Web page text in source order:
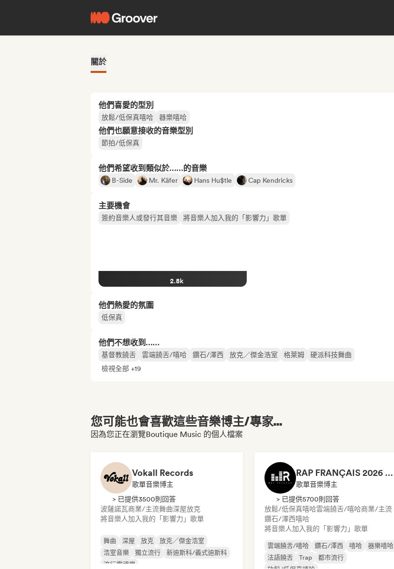
關於
他們喜愛的型別
放鬆/低保真嘻哈 器樂嘻哈
他們也願意接收的音樂型別
節拍/低保真
他們希望收到類似於……的音樂
B-Side Mr. Käfer Hans Hu$tle Cap Kendricks
主要機會
簽約音樂人或發行其音樂 將音樂人加入我的「影響力」歌單
2.8k
他們熱愛的氛圍
低保真
他們不想收到……
基督教饒舌 雲端饒舌/嘻哈 鑽石/澤西 放克／傑金浩室 格萊姆
硬派科技舞曲
檢視全部 +19
您可能也會喜歡這些音樂博主/專家...
因為您正在瀏覽Boutique Music 的個人檔案
Vokall Records
歌單音樂博主
> 已提供3500則回答
波薩諾瓦商業/主流舞曲深屋放克
將音樂人加入我的「影響力」歌單
舞曲 深屋 放克
放克／傑金浩室
浩室音樂
獨立流行
新迪斯科/義式迪斯科
流行靈魂樂
RAP FRANÇAIS 2026 🔥🇫🇷 (Way Records)
歌單音樂博主
> 已提供5700則回答
放鬆/低保真嘻哈雲端饒舌/嘻哈商業/主流
鑽石/澤西嘻哈
將音樂人加入我的「影響力」歌單
雲端饒舌/嘻哈 鑽石/澤西 嘻哈
器樂嘻哈
法語饒舌
Trap
都市流行